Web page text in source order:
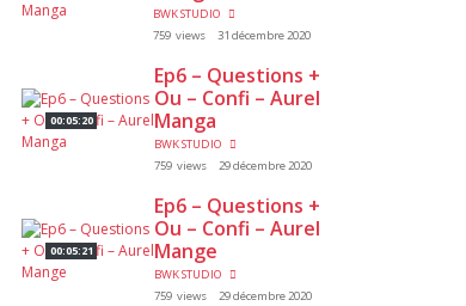
BWK STUDIO
759 views
31 décembre 2020
00:05:20
Ep6 – Questions +
Ou – Confi – Aurel
Manga
BWK STUDIO
759 views
29 décembre 2020
00:05:21
Ep6 – Questions +
Ou – Confi – Aurel
Mange
BWK STUDIO
759 views
29 décembre 2020